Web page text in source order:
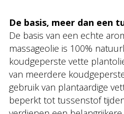
De basis, meer dan een
De basis van een echte
massageolie is 100%
koudgeperste vette
van meerdere
gebruik van plantaardige
beperkt tot tussenstof